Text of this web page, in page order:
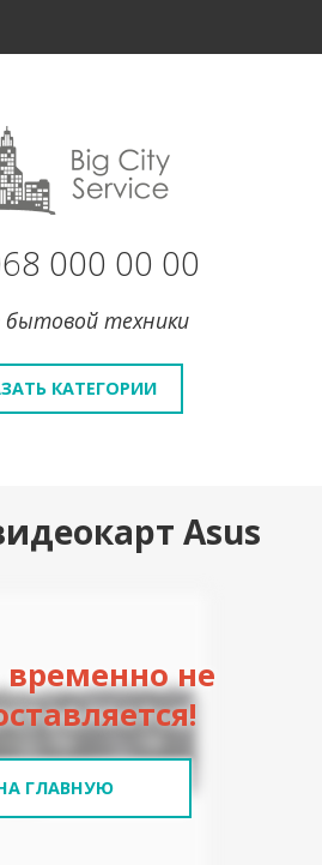
000 00 00
техники
КАТЕГОРИИ
Asus
временно не
ГЛАВНУЮ